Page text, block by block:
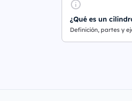
¿Qué es un
Definición, partes y